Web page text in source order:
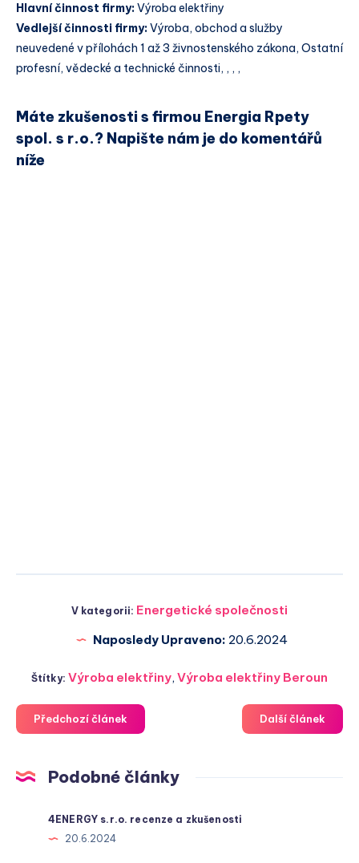
Hlavní činnost firmy:Výroba elektřiny
Vedlejší činnosti firmy:Výroba, obchod a služby
neuvedené v přílohách 1 až 3 živnostenského zákona, Ostatní
profesní, vědecké a technické činnosti, , , ,
Máte zkušenosti s firmou Energia Rpety
spol. s r.o.? Napište nám je do komentářů
níže
V kategorii: Energetické společnosti
Naposledy Upraveno: 20.6.2024
Štítky:Výroba elektřiny,Výroba elektřiny Beroun
Předchozí článek Další článek
Podobné články
4ENERGY s.r.o. recenze a zkušenosti
20.6.2024